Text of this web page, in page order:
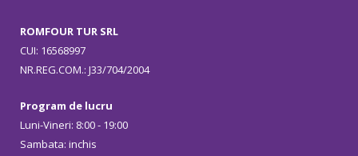
ROMFOUR TUR SRL
CUI: 16568997
NR.REG.COM.: J33/704/2004
Program de lucru
Luni-Vineri: 8:00 - 19:00
Sambata: inchis